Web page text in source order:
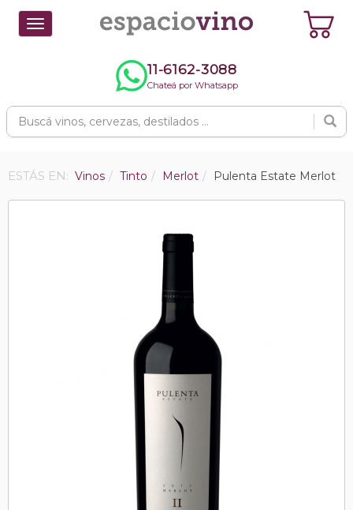
Toggle
navigation
11-6162-3088
Chateá por Whatsapp
ESTÁS EN: Vinos Tinto Merlot Pulenta Estate Merlot